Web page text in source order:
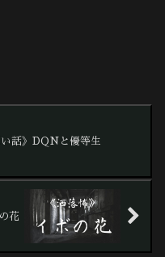
い話》DQNと優等生
花